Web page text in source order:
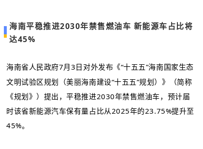
海南平稳推进2030年禁售燃油车 新能源车占比将
达45%
海南省人民政府7月3日对外发布《“十五五”海南国家生态
文明试验区规划（美丽海南建设“十五五”规划）》（简称
《规划》）提出，平稳推进2030年禁售燃油车，预计届
时该省新能源汽车保有量占比从2025年的23.75%提升至
45%。